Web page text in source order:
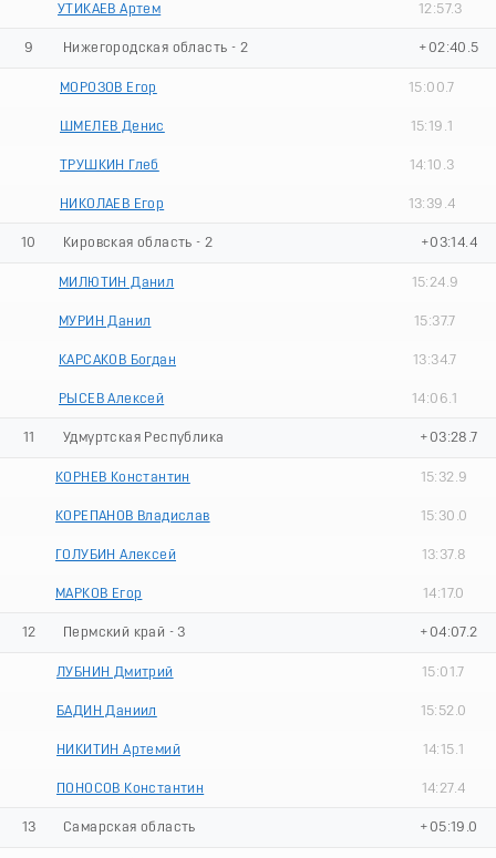
УТИКАЕВ Артем 12:57.3
9 Нижегородская область - 2 +02:40.5
МОРОЗОВ Егор 15:00.7
ШМЕЛЕВ Денис 15:19.1
ТРУШКИН Глеб 14:10.3
НИКОЛАЕВ Егор 13:39.4
10 Кировская область - 2 +03:14.4
МИЛЮТИН Данил 15:24.9
МУРИН Данил 15:37.7
КАРСАКОВ Богдан 13:34.7
РЫСЕВ Алексей 14:06.1
11 Удмуртская Республика +03:28.7
КОРНЕВ Константин 15:32.9
КОРЕПАНОВ Владислав 15:30.0
ГОЛУБИН Алексей 13:37.8
МАРКОВ Егор 14:17.0
12 Пермский край - 3 +04:07.2
ЛУБНИН Дмитрий 15:01.7
БАДИН Даниил 15:52.0
НИКИТИН Артемий 14:15.1
ПОНОСОВ Константин 14:27.4
13 Самарская область +05:19.0